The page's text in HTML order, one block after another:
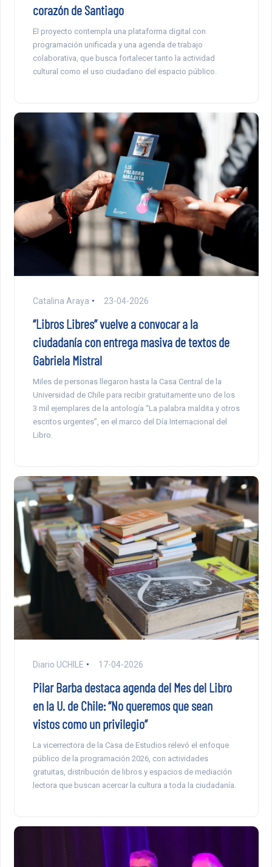
corazón de Santiago
El proyecto contempla una plataforma digital con
programación unificada y una agenda de trabajo
colaborativa, que busca fortalecer tanto la actividad
cultural como el uso ciudadano del espacio público.
Catalina Araya 23-04-2026
“Libros Libres” vuelve a convocar a la
ciudadanía con entrega masiva de textos de
Gabriela Mistral
Miles de personas llegaron hasta la Casa Central de la
Universidad de Chile para recibir gratuitamente uno de los
3 mil ejemplares de la antología “La palabra maldita y otros
escritos urgentes”, en el marco del Día Internacional del
Libro.
Diario UCHILE 17-04-2026
Pilar Barba destaca agenda del Mes del Libro
en la U. de Chile: “No queremos que sean
vistos como un privilegio”
La vicerrectora de la Casa de Estudios relevó el enfoque
público de la programación 2026, con actividades
gratuitas, distribución de libros y espacios de mediación
lectora que buscan acercar la cultura a toda la ciudadanía.